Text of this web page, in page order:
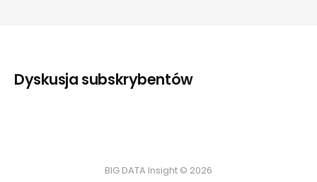
Dyskusja subskrybentów
BIG DATA Insight © 2026